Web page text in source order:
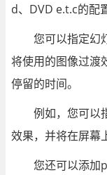
d、DVD e.t.c的配
您可以指定幻灯
将使用的图像过渡
停留的时间。
例如，您可以指
效果，并将在屏幕
您还可以添加